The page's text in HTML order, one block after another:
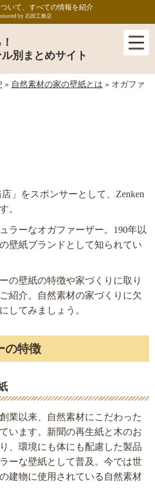
別まとめサイト
いて、すべての情報を紹介
by 石田工務店
» 自然素材の家の壁紙とは » オガファ
」をスポンサーとして、Zenken
。
ラーなオガファーザー。190年以
壁紙ブランドとして知られてい
の壁紙の特徴や家づくりに取り
紹介。自然素材の家づくりに欠
してみましょう。
の特徴
業以来、自然素材にこだわった
います。新聞の再生紙と木のお
、環境にも体にも配慮した製品
ーな壁紙として普及。今では世
建物に使用されている自然素材